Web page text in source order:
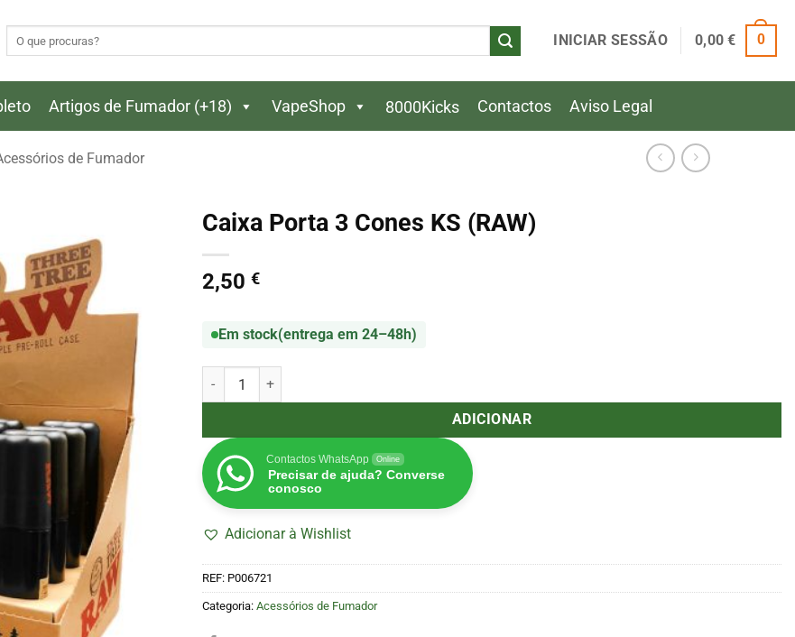
INICIAR SESSÃO 0,00€ 0
Artigos de Fumador (+18) VapeShop 8000Kicks Contactos Aviso Legal
de Fumador
Caixa Porta 3 Cones KS (RAW)
2,50 €
Em stock(entrega em 24–48h)
Quantidade de Caixa Porta 3 Cones KS (RAW)
ADICIONAR
Contactos WhatsApp Online
Precisar de ajuda? Converse
conosco
Adicionar à Wishlist
REF: P006721
Categoria: Acessórios de Fumador